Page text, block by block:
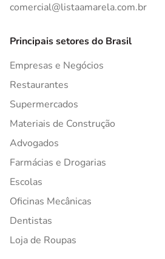
comercial@listaamarela.com.br
Principais setores do Brasil
Empresas e Negócios
Restaurantes
Supermercados
Materiais de Construção
Advogados
Farmácias e Drogarias
Escolas
Oficinas Mecânicas
Dentistas
Loja de Roupas